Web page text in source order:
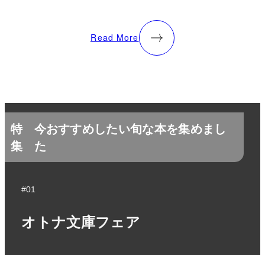
Read More
特
集
今おすすめしたい旬な本を集めまし
た
#01
オトナ文庫フェア